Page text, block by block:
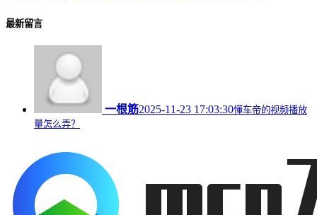
最新留言
一根筋2025-11-23 17:03:30懂车帝的视频播放
量怎么弄？